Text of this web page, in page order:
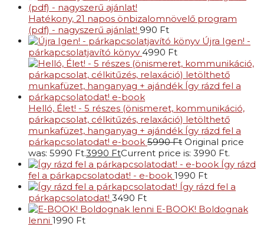
Hatékony, 21 napos önbizalomnövelő program
(pdf) - nagyszerű ajánlat! 990 Ft
Újra Igen! -
párkapcsolatjavító könyv 4990 Ft
Helló, Élet! - 5 részes (önismeret, kommunikáció,
párkapcsolat, célkitűzés, relaxáció) letölthető
munkafüzet, hanganyag + ajándék Így rázd fel a
párkapcsolatodat! e-book 5990Ft Original price
was: 5990 Ft.3990 FtCurrent price is: 3990 Ft.
Így rázd
fel a párkapcsolatodat! - e-book 1990 Ft
Így rázd fel a
párkapcsolatodat! 3490 Ft
E-BOOK! Boldognak
lenni 1990 Ft